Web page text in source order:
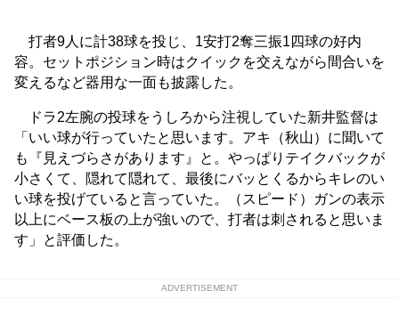
打者9人に計38球を投じ、1安打2奪三振1四球の好内
容。セットポジション時はクイックを交えながら間合いを
変えるなど器用な一面も披露した。
ドラ2左腕の投球をうしろから注視していた新井監督は
「いい球が行っていたと思います。アキ（秋山）に聞いて
も『見えづらさがあります』と。やっぱりテイクバックが
小さくて、隠れて隠れて、最後にバッとくるからキレのい
い球を投げていると言っていた。（スピード）ガンの表示
以上にベース板の上が強いので、打者は刺されると思いま
す」と評価した。
ADVERTISEMENT